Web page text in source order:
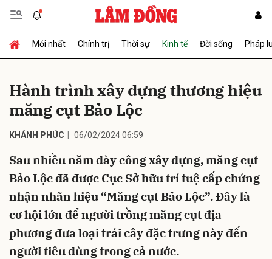
Mới nhất Chính trị Thời sự Kinh tế Đời sống Pháp
Hành trình xây dựng thương hiệu
măng cụt Bảo Lộc
KHÁNH PHÚC 06/02/2024 06:59
Sau nhiều năm dày công xây dựng, măng cụt
Bảo Lộc đã được Cục Sở hữu trí tuệ cấp chứng
nhận nhãn hiệu “Măng cụt Bảo Lộc”. Đây là
cơ hội lớn để người trồng măng cụt địa
phương đưa loại trái cây đặc trưng này đến
người tiêu dùng trong cả nước.
Gửi bình luận
Hủy Gửi